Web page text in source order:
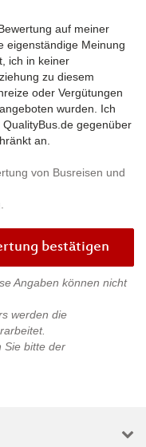
auf meiner
eigenständige Meinung
ich in keiner
zu diesem
oder Vergütungen
wurden. Ich
gegenüber
an.
von Busreisen und
Bewertung bestätigen
Angaben können nicht
werden die
Sie bitte der